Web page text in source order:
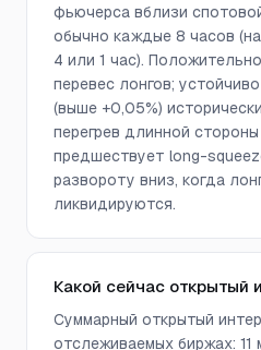
фьючерса вблизи
обычно каждые 8 часов
4 или 1 час).
перевес лонгов;
(выше +0,05%)
перегрев длинной
предшествует long-
развороту вниз, когда
ликвидируются.
Какой сейчас открытый
Суммарный открытый
отслеживаемых биржах: 11